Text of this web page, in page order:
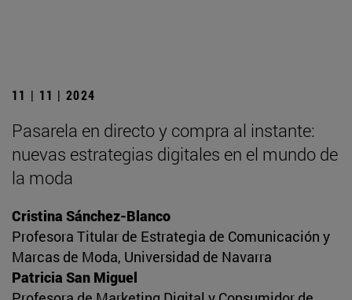
11 | 11 | 2024
Pasarela en directo y compra al instante:
nuevas estrategias digitales en el mundo de
la moda
Cristina Sánchez-Blanco
Profesora Titular de Estrategia de Comunicación y
Marcas de Moda, Universidad de Navarra
Patricia San Miguel